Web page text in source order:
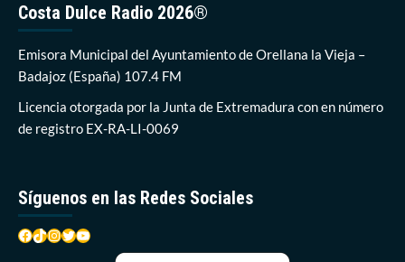
Costa Dulce Radio 2026®
Emisora Municipal del Ayuntamiento de Orellana la Vieja –
Badajoz (España) 107.4 FM
Licencia otorgada por la Junta de Extremadura con en número
de registro EX-RA-LI-0069
Síguenos en las Redes Sociales
Facebook
TikTok
Instagram
Twitter
YouTube